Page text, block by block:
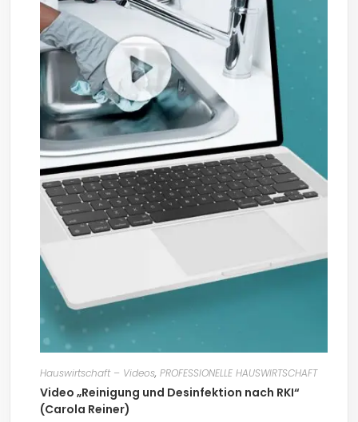
Hauswirtschaft – Videos, PROFESSIONELLE HAUSWIRTSCHAFT
Video „Reinigung und Desinfektion nach RKI“
(Carola Reiner)